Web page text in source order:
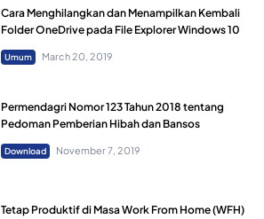
Cara Menghilangkan dan Menampilkan Kembali
Folder OneDrive pada File Explorer Windows 10
Umum March 20, 2019
Permendagri Nomor 123 Tahun 2018 tentang
Pedoman Pemberian Hibah dan Bansos
Download November 7, 2019
Tetap Produktif di Masa Work From Home (WFH)